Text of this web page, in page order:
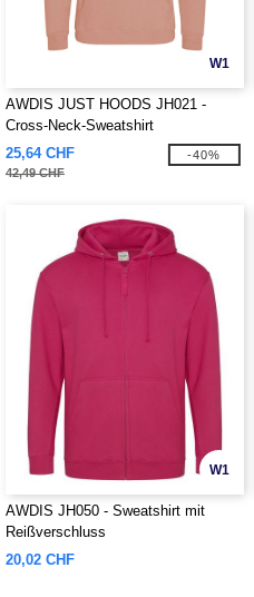
W1
AWDIS JUST HOODS JH021 -
Cross-Neck-Sweatshirt
25,64 CHF
42,49 CHF
-40%
W1
AWDIS JH050 - Sweatshirt mit
Reißverschluss
20,02 CHF